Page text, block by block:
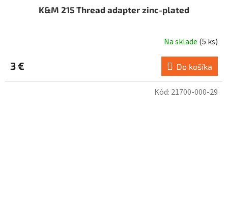
K&M 215 Thread adapter zinc-plated
Na sklade (5 ks)
3 € Do košíka
Kód: 21700-000-29